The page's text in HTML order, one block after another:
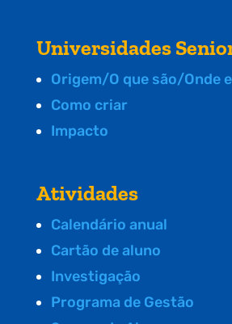
Universidades
Origem/O que são/Onde
Como criar
Impacto
Atividades
Calendário anual
Cartão de aluno
Investigação
Programa de Gestão